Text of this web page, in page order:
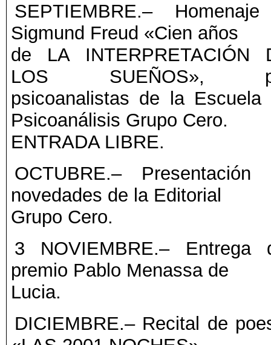
SEPTIEMBRE.–
Sigmund Freud «Cien años
de LA INTERPRETACIÓN
LOS SUEÑOS»,
psicoanalistas de la Escuela
Psicoanálisis Grupo Cero.
ENTRADA LIBRE.
OCTUBRE.– Presentación
novedades de la Editorial
Grupo Cero.
3 NOVIEMBRE.– Entrega
premio Pablo Menassa de
Lucia.
DICIEMBRE.– Recital de